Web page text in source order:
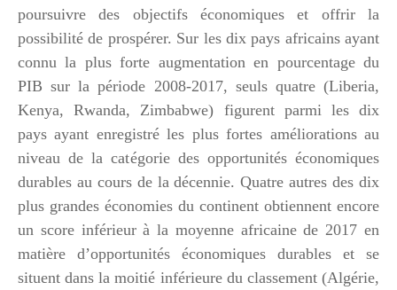
poursuivre des objectifs économiques et offrir la
possibilité de prospérer. Sur les dix pays africains ayant
connu la plus forte augmentation en pourcentage du
PIB sur la période 2008-2017, seuls quatre (Liberia,
Kenya, Rwanda, Zimbabwe) figurent parmi les dix
pays ayant enregistré les plus fortes améliorations au
niveau de la catégorie des opportunités économiques
durables au cours de la décennie. Quatre autres des dix
plus grandes économies du continent obtiennent encore
un score inférieur à la moyenne africaine de 2017 en
matière d’opportunités économiques durables et se
situent dans la moitié inférieure du classement (Algérie,